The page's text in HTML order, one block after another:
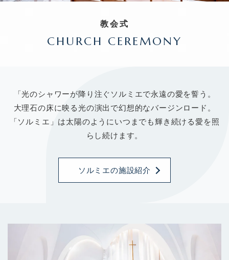
教会式
CHURCH CEREMONY
「光のシャワーが降り注ぐソルミエで永遠の愛を誓う。
⼤理⽯の床に映る光の演出で幻想的なバージンロード。
「ソルミエ」は太陽のようにいつまでも輝き続ける愛を照
らし続けます。
ソルミエの施設紹介